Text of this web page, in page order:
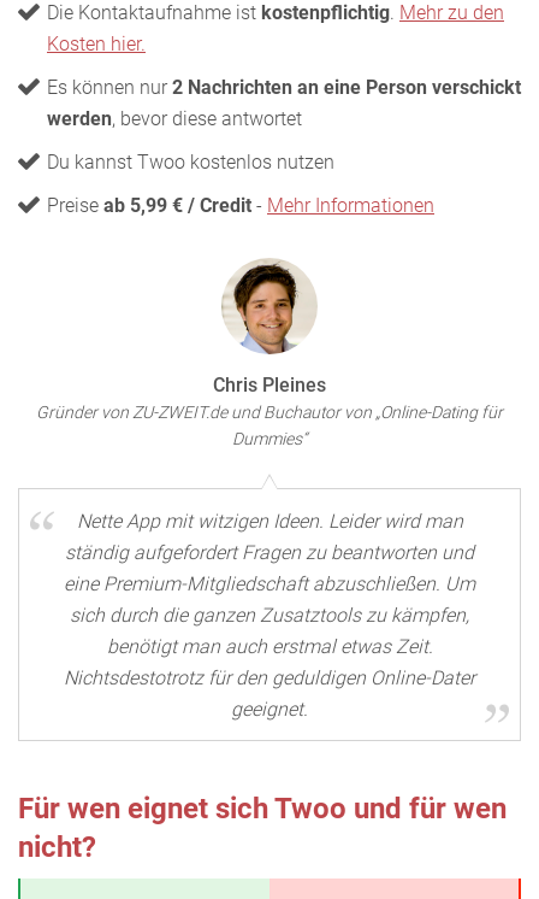
Die Kontaktaufnahme ist kostenpflichtig. Mehr zu den
Kosten hier.
Es können nur 2 Nachrichten an eine Person verschickt
werden, bevor diese antwortet
Du kannst Twoo kostenlos nutzen
Preise ab 5,99 € / Credit - Mehr Informationen
Chris Pleines
Gründer von ZU-ZWEIT.de und Buchautor von „Online-Dating für
Dummies“
Nette App mit witzigen Ideen. Leider wird man
ständig aufgefordert Fragen zu beantworten und
eine Premium-Mitgliedschaft abzuschließen. Um
sich durch die ganzen Zusatztools zu kämpfen,
benötigt man auch erstmal etwas Zeit.
Nichtsdestotrotz für den geduldigen Online-Dater
geeignet.
Für wen eignet sich Twoo und für wen
nicht?